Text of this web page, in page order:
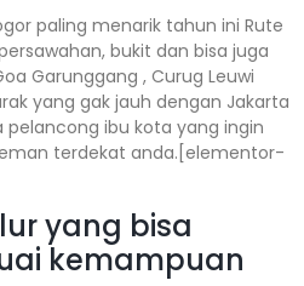
paling menarik tahun ini Rute
bukit dan bisa juga
Garunggang , Curug Leuwi
yang gak jauh dengan Jakarta
pelancong ibu kota yang ingin
terdekat anda.[elementor-
yang bisa
kemampuan